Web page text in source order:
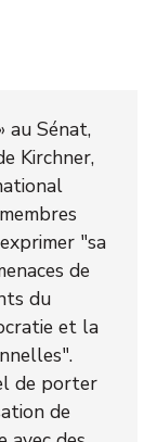
au Sénat,
Kirchner,
"sa
de
du
et la
de porter
de